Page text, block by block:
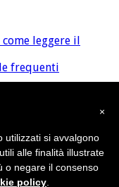
come leggere il
frequenti
frequenti
×
utilizzati si avvalgono
alle finalità illustrate
o negare il consenso
policy